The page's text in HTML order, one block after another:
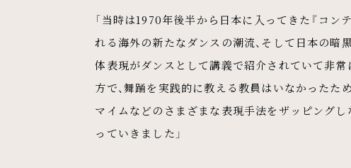
「当時は1970年後半から日本に入ってきた『コン
れる海外の新たなダンスの潮流、そして日本の暗
体表現がダンスとして講義で紹介されていて非
方で、舞踊を実践的に教える教員はいなかったた
マイムなどのさまざまな表現手法をザッピング
っていきました」